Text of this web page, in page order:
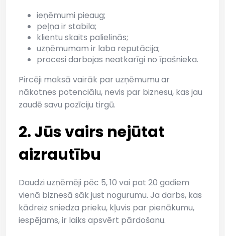
ieņēmumi pieaug;
peļņa ir stabila;
klientu skaits palielinās;
uzņēmumam ir laba reputācija;
procesi darbojas neatkarīgi no īpašnieka.
Pircēji maksā vairāk par uzņēmumu ar
nākotnes potenciālu, nevis par biznesu, kas jau
zaudē savu pozīciju tirgū.
2. Jūs vairs nejūtat
aizrautību
Daudzi uzņēmēji pēc 5, 10 vai pat 20 gadiem
vienā biznesā sāk just nogurumu. Ja darbs, kas
kādreiz sniedza prieku, kļuvis par pienākumu,
iespējams, ir laiks apsvērt pārdošanu.